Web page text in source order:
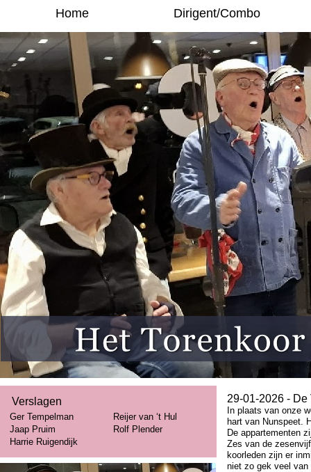
Home Dirigent/Combo
29-01-2026 - De
In plaats van onze
hart van Nunspeet.
De appartementen
Zes van de
koorleden zijn er
niet zo gek veel van
Verslagen
Ger Tempelman
Reijer van ‘t Hul
Jaap Pruim
Rolf Plender
Harrie Ruigendijk